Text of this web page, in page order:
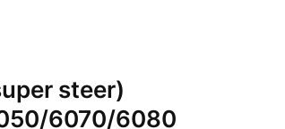
steer)
6070/6080